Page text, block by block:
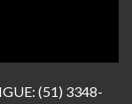
(51) 3348-